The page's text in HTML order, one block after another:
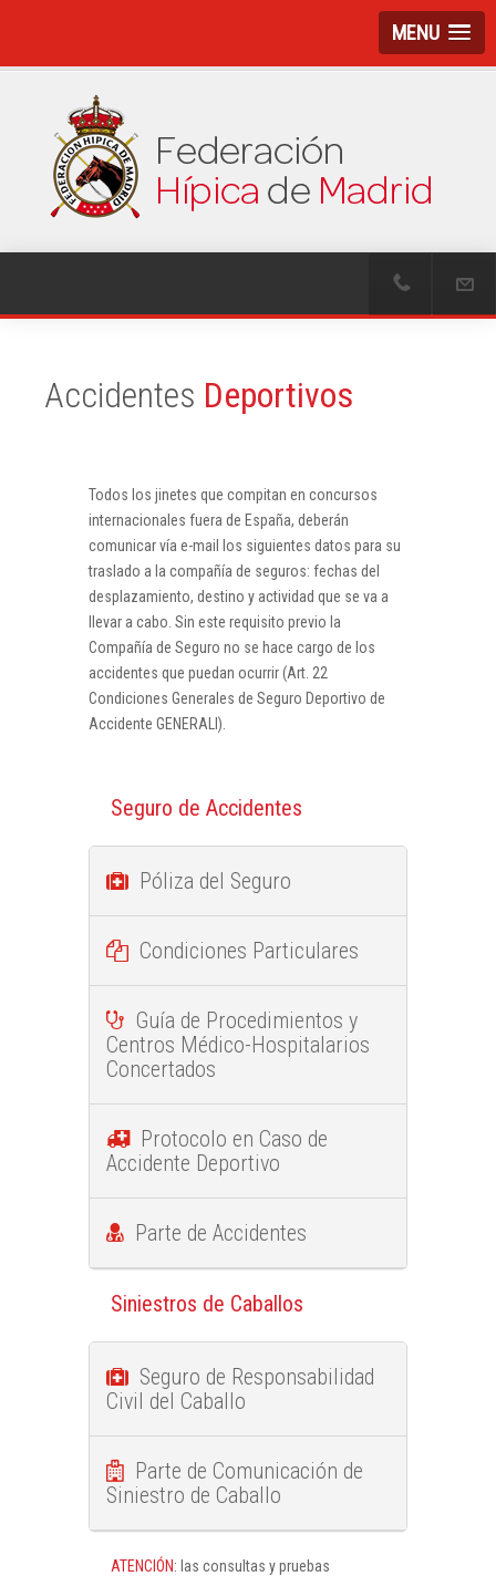
MENU
Accidentes Deportivos
Todos los jinetes que compitan en concursos
internacionales fuera de España, deberán
comunicar vía e-mail los siguientes datos para su
traslado a la compañía de seguros: fechas del
desplazamiento, destino y actividad que se va a
llevar a cabo. Sin este requisito previo la
Compañía de Seguro no se hace cargo de los
accidentes que puedan ocurrir (Art. 22
Condiciones Generales de Seguro Deportivo de
Accidente GENERALI).
Seguro de Accidentes
Póliza del Seguro
Condiciones Particulares
Guía de Procedimientos y
Centros Médico-Hospitalarios
Concertados
Protocolo en Caso de
Accidente Deportivo
Parte de Accidentes
Siniestros de Caballos
Seguro de Responsabilidad
Civil del Caballo
Parte de Comunicación de
Siniestro de Caballo
ATENCIÓN: las consultas y pruebas